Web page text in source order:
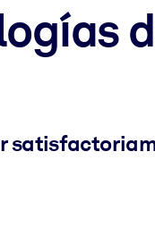
para obtener mejores
confiables y
para mejorar